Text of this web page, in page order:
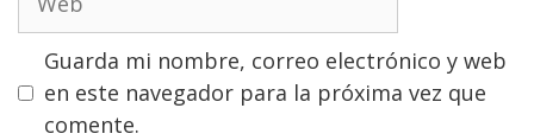
Guarda mi nombre, correo electrónico y web
en este navegador para la próxima vez que
comente.